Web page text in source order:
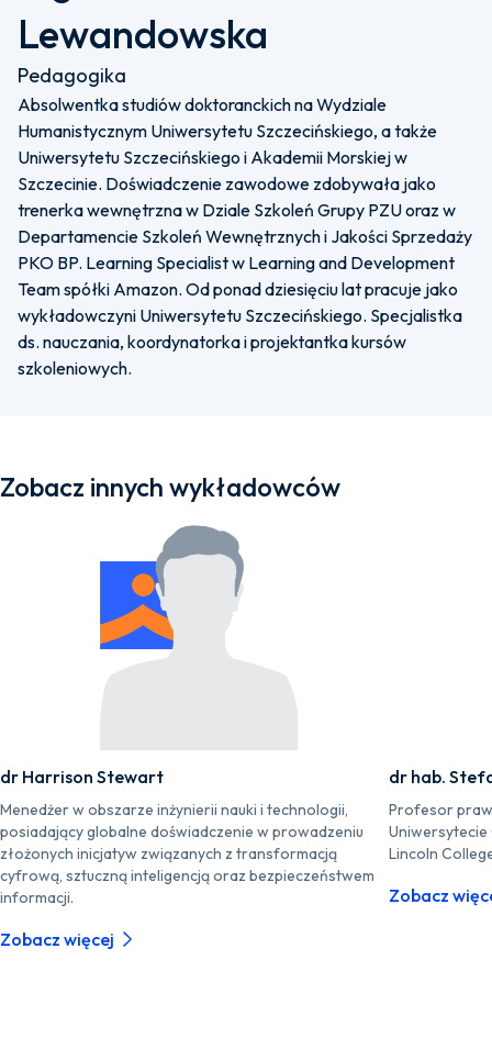
Lewandowska
Pedagogika
Absolwentka studiów doktoranckich na Wydziale
Humanistycznym Uniwersytetu Szczecińskiego, a także
Uniwersytetu Szczecińskiego i Akademii Morskiej w
Szczecinie. Doświadczenie zawodowe zdobywała jako
trenerka wewnętrzna w Dziale Szkoleń Grupy PZU oraz w
Departamencie Szkoleń Wewnętrznych i Jakości Sprzedaży
PKO BP. Learning Specialist w Learning and Development
Team spółki Amazon. Od ponad dziesięciu lat pracuje jako
wykładowczyni Uniwersytetu Szczecińskiego. Specjalistka
ds. nauczania, koordynatorka i projektantka kursów
szkoleniowych.
Zobacz innych wykładowców
dr Harrison Stewart
Menedżer w obszarze inżynierii nauki i technologii,
posiadający globalne doświadczenie w prowadzeniu
złożonych inicjatyw związanych z transformacją
cyfrową, sztuczną inteligencją oraz bezpieczeństwem
informacji.
Zobacz więcej
dr hab.
Profesor
Lincoln
Zobacz